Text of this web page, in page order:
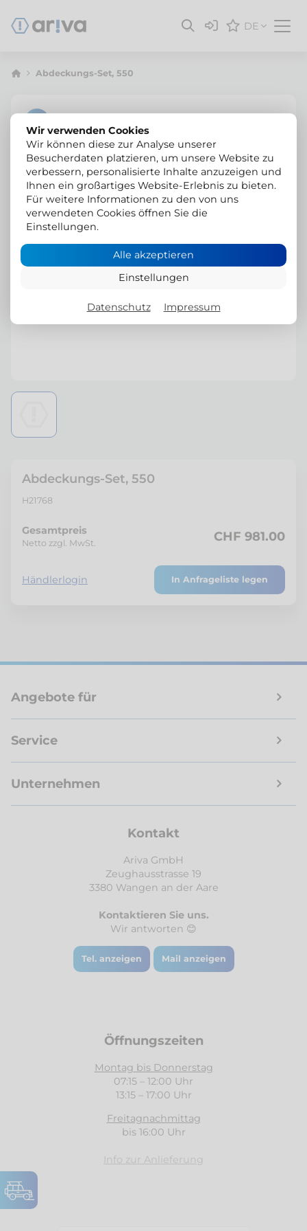
DE
Abdeckungs-Set, 550
Abdeckungs-Set, 550
H21768
Gesamtpreis
Netto zzgl. MwSt. CHF 981.00
Händlerlogin In Anfrageliste legen
Angebote für
Service
Unternehmen
Kontakt
Ariva GmbH
Zeughausstrasse 19
3380 Wangen an der Aare
Kontaktieren Sie uns.
Wir antworten 😊
Tel. anzeigen Mail anzeigen
Öffnungszeiten
Montag bis Donnerstag
07:15 – 12:00 Uhr
13:15 – 17:00 Uhr
Freitagnachmittag
bis 16:00 Uhr
Info zur Anlieferung
Wir verwenden Cookies
Wir können diese zur Analyse unserer
Besucherdaten platzieren, um unsere Website zu
verbessern, personalisierte Inhalte anzuzeigen und
Ihnen ein großartiges Website-Erlebnis zu bieten.
Für weitere Informationen zu den von uns
verwendeten Cookies öffnen Sie die
Einstellungen.
Alle akzeptieren
Einstellungen
Datenschutz Impressum